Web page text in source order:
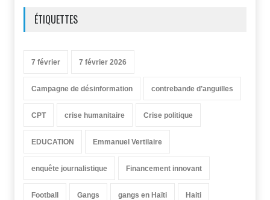
ÉTIQUETTES
7 février 7 février 2026
Campagne de désinformation contrebande d’anguilles
CPT crise humanitaire Crise politique
EDUCATION Emmanuel Vertilaire
enquête journalistique Financement innovant
Football Gangs gangs en Haïti Haiti